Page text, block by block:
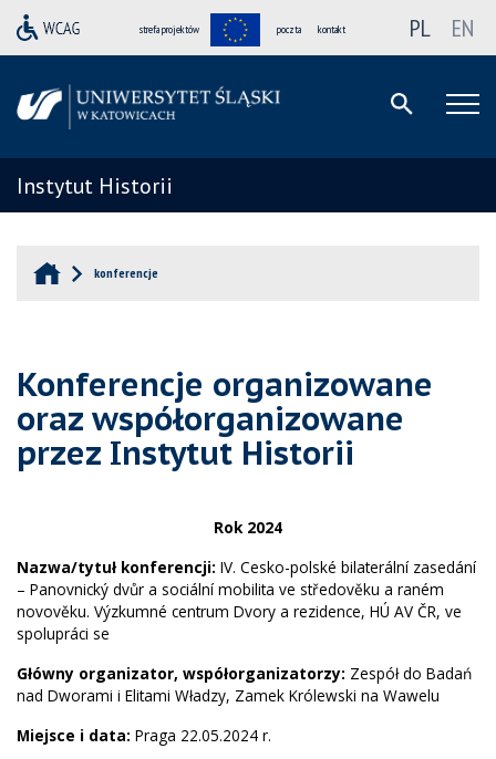
strefa projektów poczta kontakt PL EN
Instytut Historii
konferencje
Konferencje organizowane
oraz współorganizowane
przez Instytut Historii
Rok 2024
Nazwa/tytuł konferencji: IV. Cesko-polské bilaterální zasedání
– Panovnický dvůr a sociální mobilita ve středověku a raném
novověku. Výzkumné centrum Dvory a rezidence, HÚ AV ČR, ve
spolupráci se
Główny organizator, współorganizatorzy: Zespół do Badań
nad Dworami i Elitami Władzy, Zamek Królewski na Wawelu
Miejsce i data: Praga 22.05.2024 r.